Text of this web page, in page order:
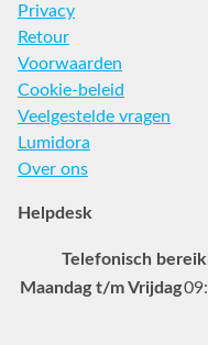
Privacy
Retour
Voorwaarden
Cookie-beleid
Veelgestelde vragen
Lumidora
Over ons
Helpdesk
Telefonisch
Maandag t/m Vrijdag